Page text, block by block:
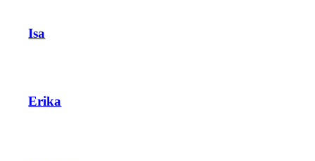
Isa
Erika